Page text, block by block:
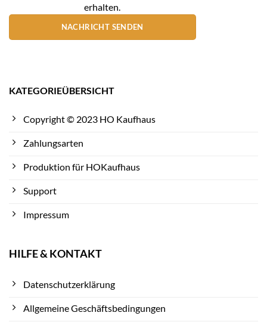
erhalten.
NACHRICHT SENDEN
KATEGORIEÜBERSICHT
Copyright © 2023 HO Kaufhaus
Zahlungsarten
Produktion für HOKaufhaus
Support
Impressum
HILFE & KONTAKT
Datenschutzerklärung
Allgemeine Geschäftsbedingungen